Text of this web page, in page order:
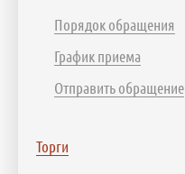
Порядок обращения
График приема
Отправить обращение
Торги